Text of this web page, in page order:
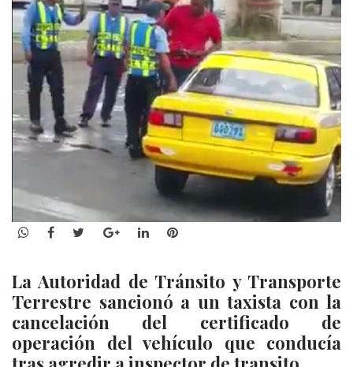
WhatsApp
Facebook
TwitterGoogle+LinkedInPinterest
La Autoridad de Tránsito y Transporte
Terrestre sancionó a un taxista con la
cancelación del certificado de
operación del vehículo que conducía